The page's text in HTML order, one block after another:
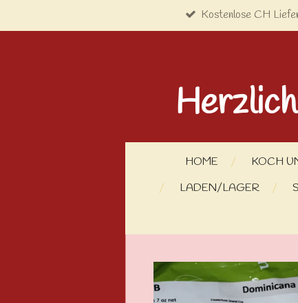
Hauptinhalt
Kostenlose CH
HOME KOCH
LADEN/LAGER